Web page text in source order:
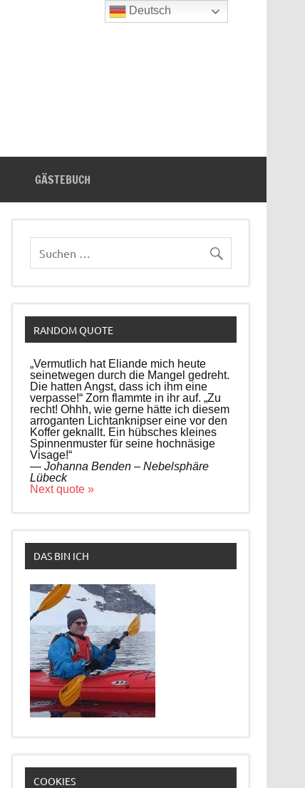
GÄSTEBUCH
RANDOM QUOTE
„Vermutlich hat Eliande mich heute
seinetwegen durch die Mangel gedreht.
Die hatten Angst, dass ich ihm eine
verpasse!“ Zorn flammte in ihr auf. „Zu
recht! Ohhh, wie gerne hätte ich diesem
arroganten Lichtanknipser eine vor den
Koffer geknallt. Ein hübsches kleines
Spinnenmuster für seine hochnäsige
Visage!“
—Johanna Benden – Nebelsphäre
Lübeck
Next quote »
DAS BIN ICH
COOKIES
Deutsch